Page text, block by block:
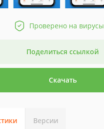
Проверено на вирусы
Поделиться ссылкой
Скачать
Версии